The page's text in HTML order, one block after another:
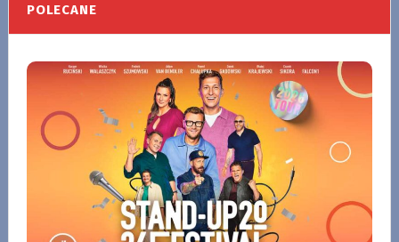
POLECANE